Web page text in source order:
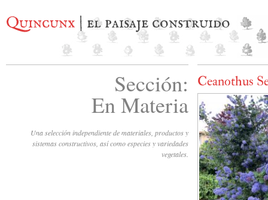
Quincunx | el paisaje construido
Sección:
En Materia
Una selección independiente de materiales, productos y
sistemas constructivos, así como especies y variedades
vegetales.
Ceanothus